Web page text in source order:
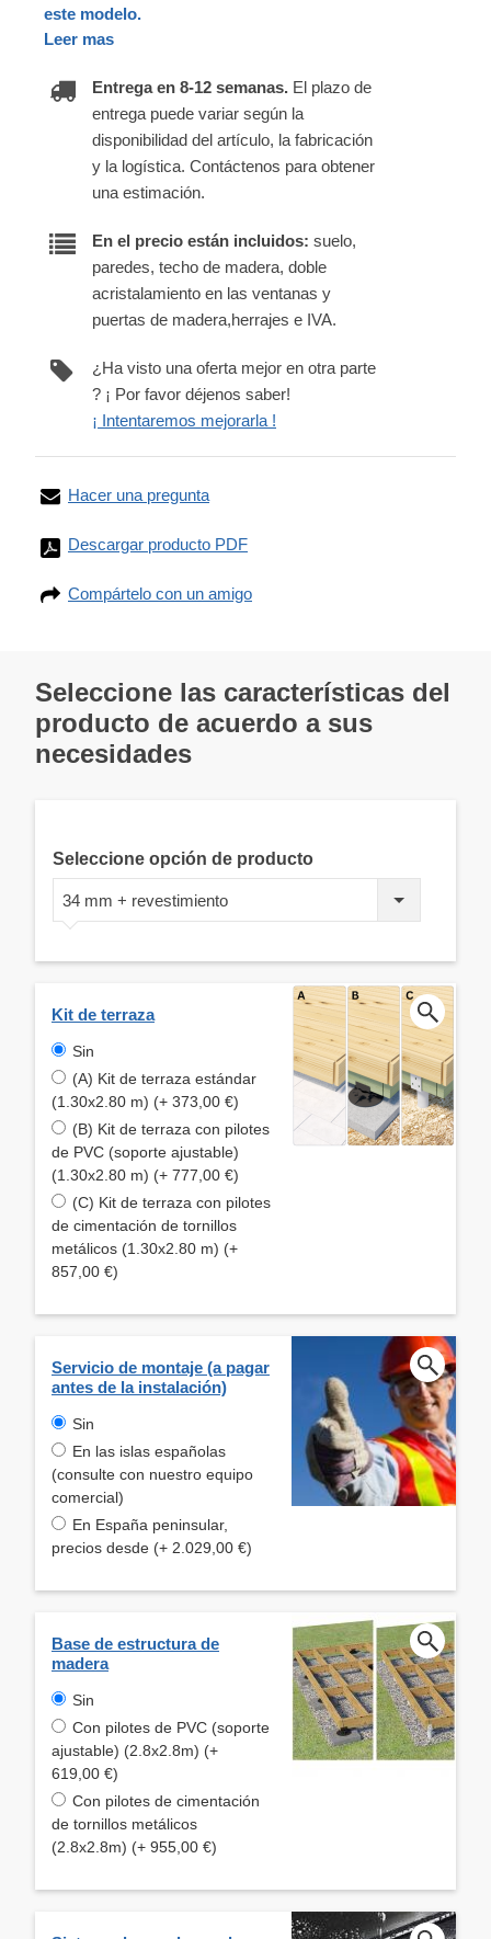
este modelo.
Leer mas
Entrega en 8-12 semanas. El plazo de
entrega puede variar según la
disponibilidad del artículo, la fabricación
y la logística. Contáctenos para obtener
una estimación.
En el precio están incluidos: suelo,
paredes, techo de madera, doble
acristalamiento en las ventanas y
puertas de madera,herrajes e IVA.
¿Ha visto una oferta mejor en otra parte
? ¡ Por favor déjenos saber!
¡ Intentaremos mejorarla !
Hacer una pregunta
Descargar producto PDF
Compártelo con un amigo
Seleccione las características del
producto de acuerdo a sus
necesidades
Seleccione opción de producto
34 mm + revestimiento
Kit de terraza
Sin
(A) Kit de terraza estándar
(1.30x2.80 m) (+ 373,00 €)
(B) Kit de terraza con pilotes
de PVC (soporte ajustable)
(1.30x2.80 m) (+ 777,00 €)
(C) Kit de terraza con pilotes
de cimentación de tornillos
metálicos (1.30x2.80 m) (+
857,00 €)
Servicio de montaje (a pagar
antes de la instalación)
Sin
En las islas españolas
(consulte con nuestro equipo
comercial)
En España peninsular,
precios desde (+ 2.029,00 €)
Base de estructura de
madera
Sin
Con pilotes de PVC (soporte
ajustable) (2.8x2.8m) (+
619,00 €)
Con pilotes de cimentación
de tornillos metálicos
(2.8x2.8m) (+ 955,00 €)